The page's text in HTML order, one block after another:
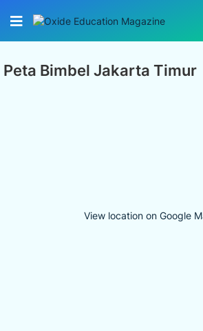
Peta Bimbel Jakarta Timur
View location on Google